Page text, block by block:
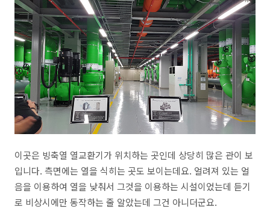
이곳은 빙축열 열교환기가 위치하는 곳인데 상당히 많은 관이 보
입니다. 측면에는 열을 식히는 곳도 보이는데요. 얼려져 있는 얼
음을 이용하여 열을 낮춰서 그것을 이용하는 시설이었는데 듣기
로 비상시에만 동작하는 줄 알았는데 그건 아니더군요.